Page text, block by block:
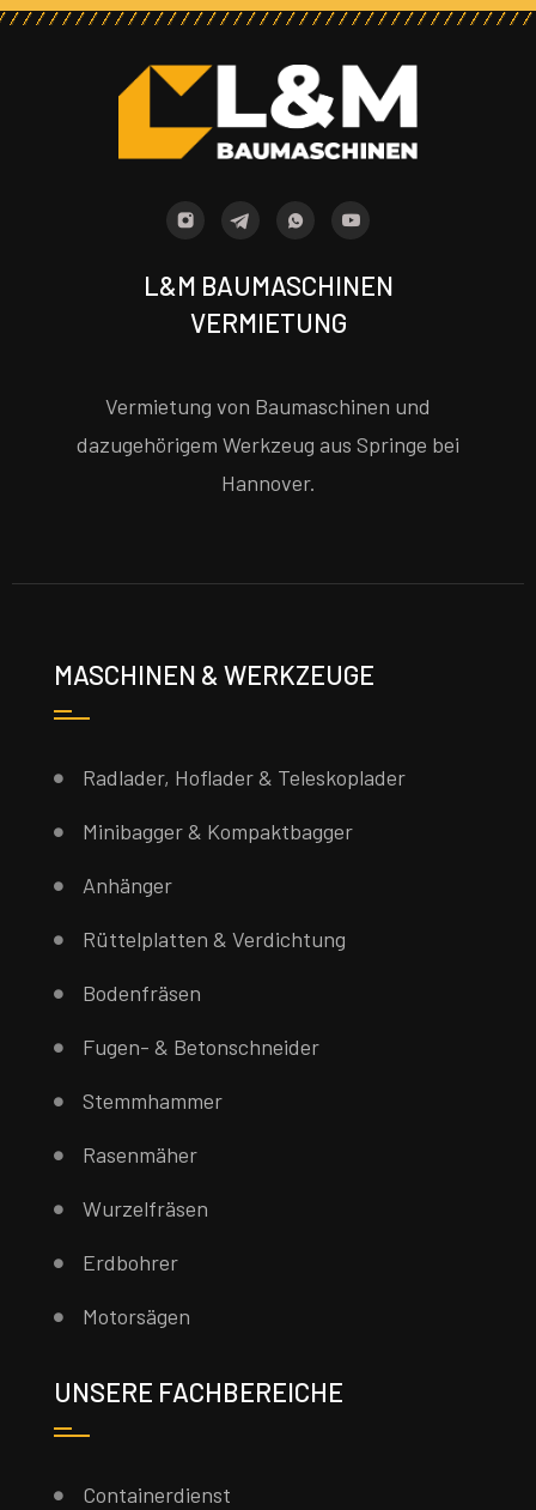
L&M BAUMASCHINEN
VERMIETUNG
Vermietung von Baumaschinen und
dazugehörigem Werkzeug aus Springe bei
Hannover.
MASCHINEN & WERKZEUGE
Radlader, Hoflader & Teleskoplader
Minibagger & Kompaktbagger
Anhänger
Rüttelplatten & Verdichtung
Bodenfräsen
Fugen- & Betonschneider
Stemmhammer
Rasenmäher
Wurzelfräsen
Erdbohrer
Motorsägen
UNSERE FACHBEREICHE
Containerdienst